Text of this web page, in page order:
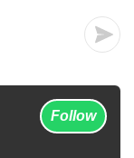
Follow